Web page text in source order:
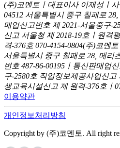
(주)코멘토ㅣ대표이사 이재성ㅣ
04512 서울특별시 중구 칠패로
매업신고번호 제 2021-서울중구-
신고 서울청 제 2018-19호ㅣ원격
격-376호 070-4154-0804(주)코멘
서울특별시 중구 칠패로 28, 메리
번호 487-86-00195ㅣ통신판매업
구-2580호 직업정보제공사업신고
생교육시설신고 제 원격-376호ㅣ
이용약관
개인정보처리방침
Copyright by (주)코멘토. All right